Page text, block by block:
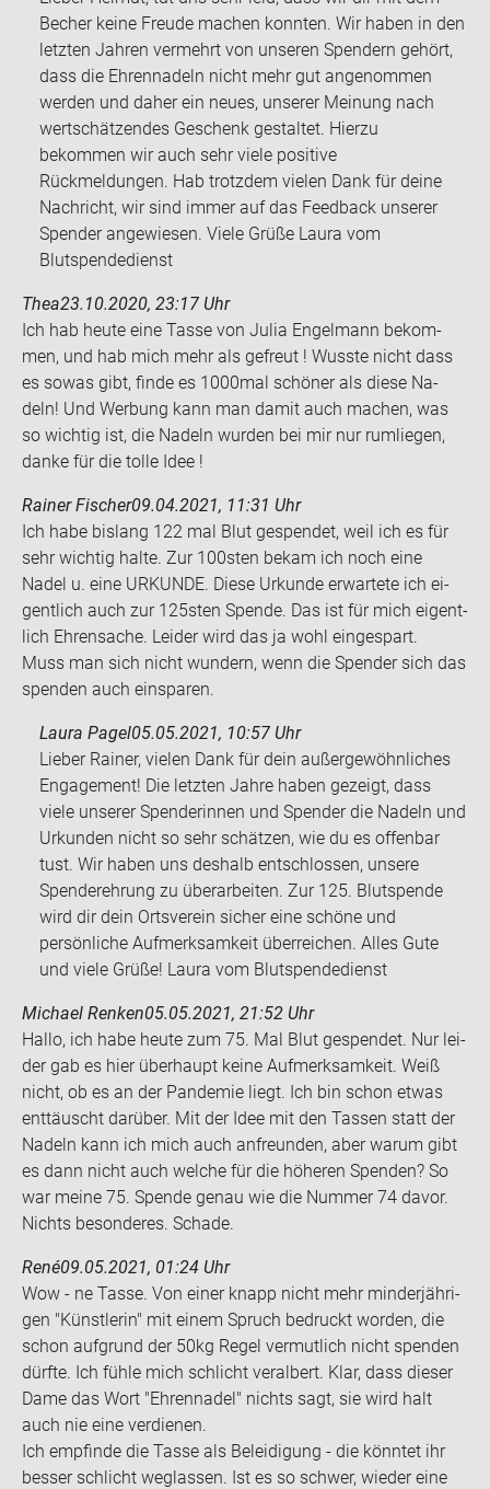
Becher keine Freude machen konnten. Wir haben in den
letzten Jahren vermehrt von unseren Spendern gehört,
dass die Ehrennadeln nicht mehr gut angenommen
werden und daher ein neues, unserer Meinung nach
wertschätzendes Geschenk gestaltet. Hierzu
bekommen wir auch sehr viele positive
Rückmeldungen. Hab trotzdem vielen Dank für deine
Nachricht, wir sind immer auf das Feedback unserer
Spender angewiesen. Viele Grüße Laura vom
Blutspendedienst
Thea23.10.2020, 23:17 Uhr
Ich hab heute eine Tasse von Julia En­gel­mann be­kom­
men, und hab mich mehr als ge­freut ! Wuss­te nicht dass
es sowas gibt, finde es 1000mal schö­ner als diese Na­
deln! Und Wer­bung kann man damit auch ma­chen, was
so wich­tig ist, die Na­deln wur­den bei mir nur rum­lie­gen,
danke für die tolle Idee !
Rainer Fischer09.04.2021, 11:31 Uhr
Ich habe bis­lang 122 mal Blut ge­spen­det, weil ich es für
sehr wich­tig halte. Zur 100sten bekam ich noch eine
Nadel u. eine UR­KUN­DE. Diese Ur­kun­de er­war­te­te ich ei­
gent­lich auch zur 125sten Spen­de. Das ist für mich ei­gent­
lich Eh­ren­sa­che. Lei­der wird das ja wohl ein­ge­spart.
Muss man sich nicht wun­dern, wenn die Spen­der sich das
spen­den auch ein­spa­ren.
Laura Pagel05.05.2021, 10:57 Uhr
Lieber Rainer, vielen Dank für dein außergewöhnliches
Engagement! Die letzten Jahre haben gezeigt, dass
viele unserer Spenderinnen und Spender die Nadeln und
Urkunden nicht so sehr schätzen, wie du es offenbar
tust. Wir haben uns deshalb entschlossen, unsere
Spenderehrung zu überarbeiten. Zur 125. Blutspende
wird dir dein Ortsverein sicher eine schöne und
persönliche Aufmerksamkeit überreichen. Alles Gute
und viele Grüße! Laura vom Blutspendedienst
Michael Renken05.05.2021, 21:52 Uhr
Hallo, ich habe heute zum 75. Mal Blut ge­spen­det. Nur lei­
der gab es hier über­haupt keine Auf­merk­sam­keit. Weiß
nicht, ob es an der Pan­de­mie liegt. Ich bin schon etwas
ent­täuscht dar­über. Mit der Idee mit den Tas­sen statt der
Na­deln kann ich mich auch an­freun­den, aber warum gibt
es dann nicht auch wel­che für die hö­he­ren Spen­den? So
war meine 75. Spen­de genau wie die Num­mer 74 davor.
Nichts be­son­de­res. Scha­de.
René09.05.2021, 01:24 Uhr
Wow - ne Tasse. Von einer knapp nicht mehr min­der­jäh­ri­
gen "Künst­le­rin" mit einem Spruch be­druckt wor­den, die
schon auf­grund der 50kg Regel ver­mut­lich nicht spen­den
dürf­te. Ich fühle mich schlicht ver­al­bert. Klar, dass die­ser
Dame das Wort "Eh­ren­na­del" nichts sagt, sie wird halt
auch nie eine ver­die­nen.
Ich emp­fin­de die Tasse als Be­lei­di­gung - die könn­tet ihr
bes­ser schlicht weg­las­sen. Ist es so schwer, wie­der eine